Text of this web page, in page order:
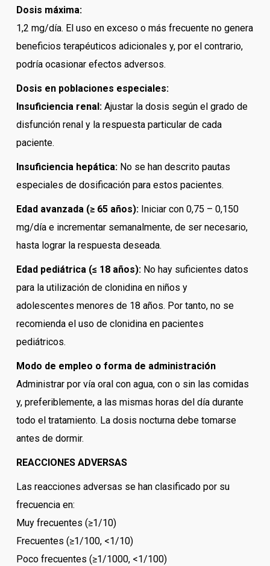
Dosis máxima:
1,2 mg/día. El uso en exceso o más frecuente no genera
beneficios terapéuticos adicionales y, por el contrario,
podría ocasionar efectos adversos.
Dosis en poblaciones especiales:
Insuficiencia renal:Ajustar la dosis según el grado de
disfunción renal y la respuesta particular de cada
paciente.
Insuficiencia hepática:No se han descrito pautas
especiales de dosificación para estos pacientes.
Edad avanzada (≥ 65 años):Iniciar con 0,75 – 0,150
mg/día e incrementar semanalmente, de ser necesario,
hasta lograr la respuesta deseada.
Edad pediátrica (≤ 18 años):No hay suficientes datos
para la utilización de clonidina en niños y
adolescentes menores de 18 años. Por tanto, no se
recomienda el uso de clonidina en pacientes
pediátricos.
Modo de empleo o forma de administración
Administrar por vía oral con agua, con o sin las comidas
y, preferiblemente, a las mismas horas del día durante
todo el tratamiento. La dosis nocturna debe tomarse
antes de dormir.
REACCIONES ADVERSAS
Las reacciones adversas se han clasificado por su
frecuencia en:
Muy frecuentes (≥1/10)
Frecuentes (≥1/100, <1/10)
Poco frecuentes (≥1/1000, <1/100)